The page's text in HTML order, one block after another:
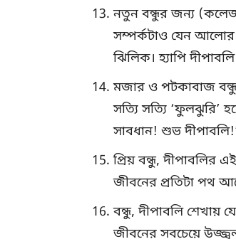
নতুন বন্ধুর জন্য
সম্পর্কটাও যেন
ঝিলিক। হ্যাপি
মজার ও পটকাবাজ
সত্যি সত্যি ‘ফুলঝুরি’
সাবধান! শুভ
প্রিয় বন্ধু, দীপাবলির
জীবনের প্রতিটা পথ
বন্ধু, দীপাবলি শেখায়
জীবনের সবচেয়ে